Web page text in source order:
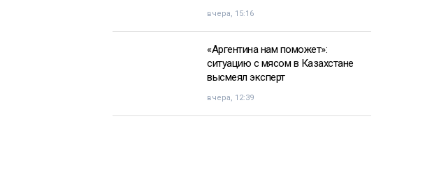
вчера, 15:16
«Аргентина нам поможет»:
ситуацию с мясом в Казахстане
высмеял эксперт
вчера, 12:39